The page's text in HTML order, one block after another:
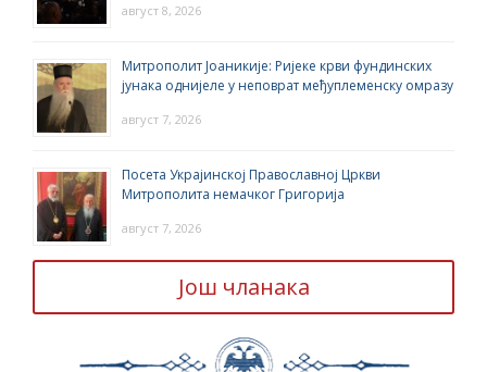
август 8, 2026
Митрополит Јоаникије: Ријеке крви фундинских
јунака однијеле у неповрат међуплеменску омразу
август 7, 2026
Посета Украјинској Православној Цркви
Митрополита немачког Григорија
август 7, 2026
Још чланака